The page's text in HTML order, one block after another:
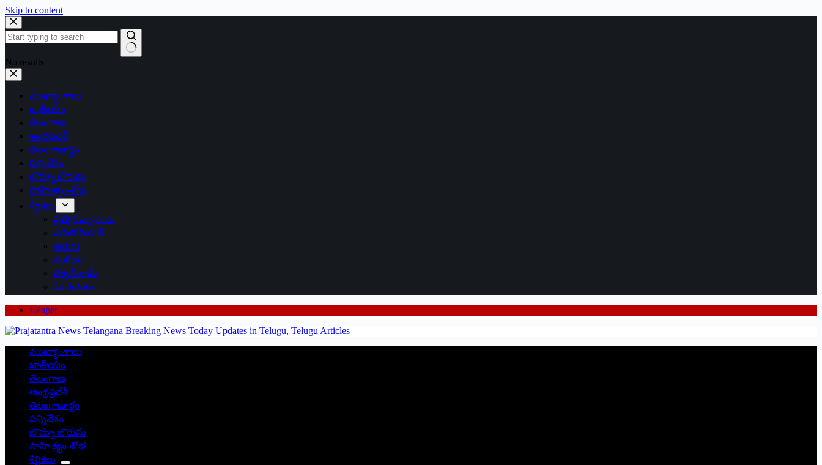
Skip to content
No results
ముఖ్యాంశాలు
జాతీయం
తెలంగాణ
ఆంధ్రప్రదేశ్
తెలంగాణార్థం
సన్నివేశం
బొమ్మా బొరుసు
సాహిత్యం-శోభ
శీర్షికలు
ప్రత్యేక వ్యాసాలు
ఎడిటోరియల్
అరుగు
సంకేతం
దక్కన్.కామ్
24 గంటలు
EPaper
ముఖ్యాంశాలు
జాతీయం
తెలంగాణ
ఆంధ్రప్రదేశ్
తెలంగాణార్థం
సన్నివేశం
బొమ్మా బొరుసు
సాహిత్యం-శోభ
శీర్షికలు